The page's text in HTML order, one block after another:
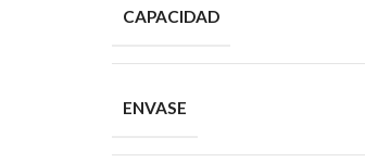
CAPACIDAD
ENVASE